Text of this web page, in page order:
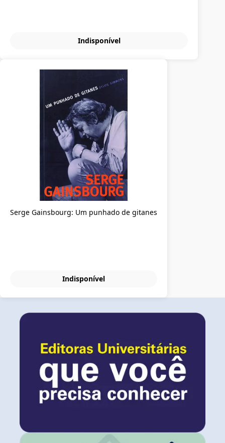
Indisponível
Serge Gainsbourg: Um punhado de gitanes
Indisponível